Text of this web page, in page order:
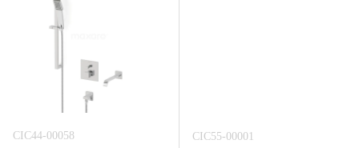
CIC44-00058 CIC55-00001